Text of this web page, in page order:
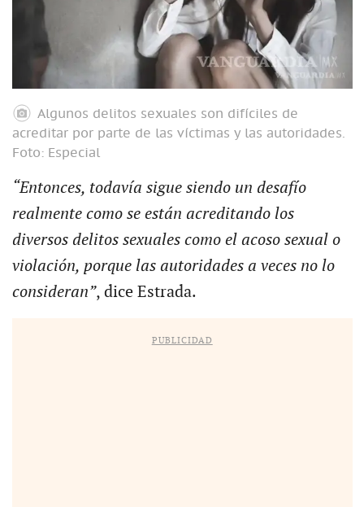
Algunos delitos sexuales son difíciles de
acreditar por parte de las víctimas y las autoridades.
Foto: Especial
“Entonces, todavía sigue siendo un desafío
realmente como se están acreditando los
diversos delitos sexuales como el acoso sexual o
violación, porque las autoridades a veces no lo
consideran”, dice Estrada.
PUBLICIDAD